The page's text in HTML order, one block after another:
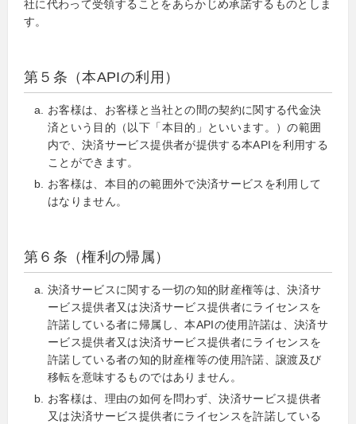
社に代わって受領することをあらかじめ承諾するものとしま
す。
第５条（本APIの利用）
お客様は、お客様と当社との間の契約に関する代金決
済という目的（以下「本目的」といいます。）の範囲
内で、決済サービス提供者が提供する本APIを利用する
ことができます。
お客様は、本目的の範囲外で決済サービスを利用して
はなりません。
第６条（権利の帰属）
決済サービスに関する一切の知的財産権等は、決済サ
ービス提供者又は決済サービス提供者にライセンスを
許諾している者に帰属し、本APIの使用許諾は、決済サ
ービス提供者又は決済サービス提供者にライセンスを
許諾している者の知的財産権等の使用許諾、譲渡及び
移転を意味するものではありません。
お客様は、理由の如何を問わず、決済サービス提供者
又は決済サービス提供者にライセンスを許諾している